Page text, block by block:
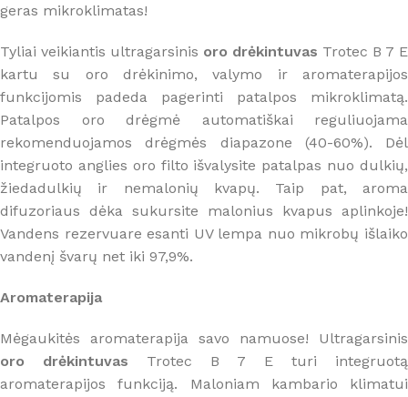
geras mikroklimatas!
Tyliai veikiantis ultragarsinis oro drėkintuvas Trotec B 7 E
kartu su oro drėkinimo, valymo ir aromaterapijos
funkcijomis padeda pagerinti patalpos mikroklimatą.
Patalpos oro drėgmė automatiškai reguliuojama
rekomenduojamos drėgmės diapazone (40-60%). Dėl
integruoto anglies oro filto išvalysite patalpas nuo dulkių,
žiedadulkių ir nemalonių kvapų. Taip pat, aroma
difuzoriaus dėka sukursite malonius kvapus aplinkoje!
Vandens rezervuare esanti UV lempa nuo mikrobų išlaiko
vandenį švarų net iki 97,9%.
Aromaterapija
Mėgaukitės aromaterapija savo namuose! Ultragarsinis
oro drėkintuvas Trotec B 7 E turi integruotą
aromaterapijos funkciją. Maloniam kambario klimatui